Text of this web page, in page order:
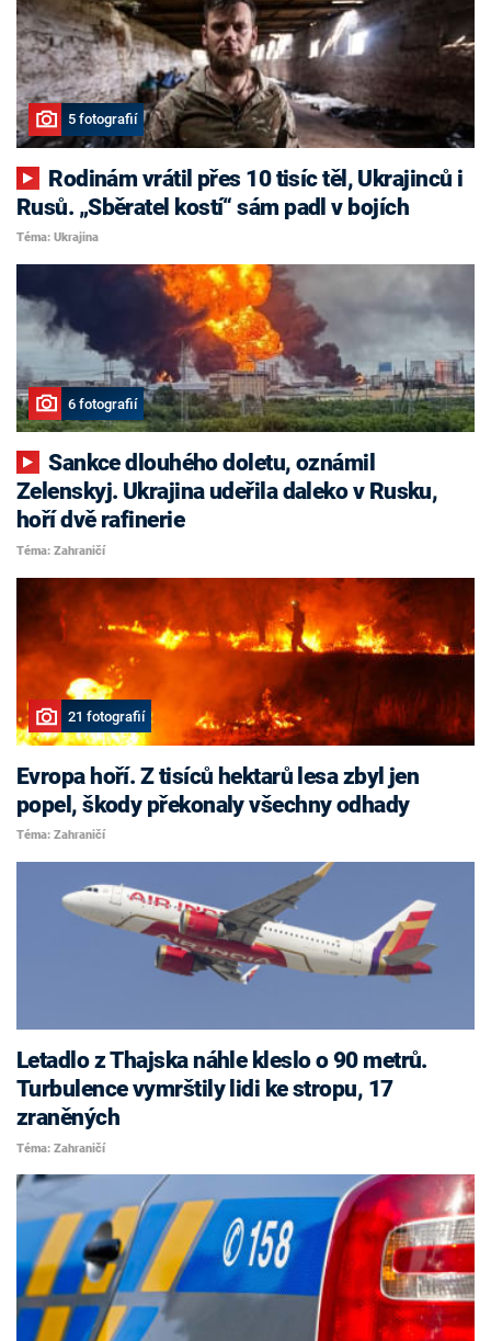
5 fotografií
Rusů. „Sběratel kostí“ sám padl v bojích
Téma: Ukrajina
6 fotografií
Sankce dlouhého doletu, oznámil
Zelenskyj. Ukrajina udeřila daleko v Rusku,
hoří dvě rafinerie
Téma: Zahraničí
21 fotografií
Evropa hoří. Z tisíců hektarů lesa zbyl jen
popel, škody překonaly všechny odhady
Téma: Zahraničí
Letadlo z Thajska náhle kleslo o 90 metrů.
Turbulence vymrštily lidi ke stropu, 17
zraněných
Téma: Zahraničí